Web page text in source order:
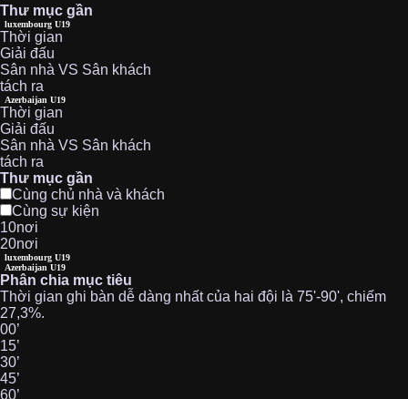
Thư mục gần
luxembourg U19
Thời gian
Giải đấu
Sân nhà VS Sân khách
tách ra
Azerbaijan U19
Thời gian
Giải đấu
Sân nhà VS Sân khách
tách ra
Thư mục gần
Cùng chủ nhà và khách
Cùng sự kiện
10nơi
20nơi
luxembourg U19
Azerbaijan U19
Phân chia mục tiêu
Thời gian ghi bàn dễ dàng nhất của hai đội là 75'-90', chiếm
27,3%.
00’
15’
30’
45’
60’